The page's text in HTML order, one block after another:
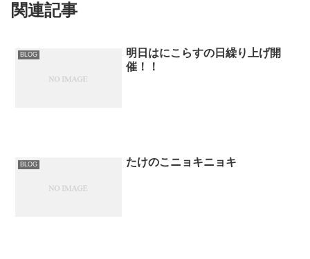
関連記事
BLOG
明日はにこらすの日繰り上げ開
催！！
BLOG たけのこニョキニョキ